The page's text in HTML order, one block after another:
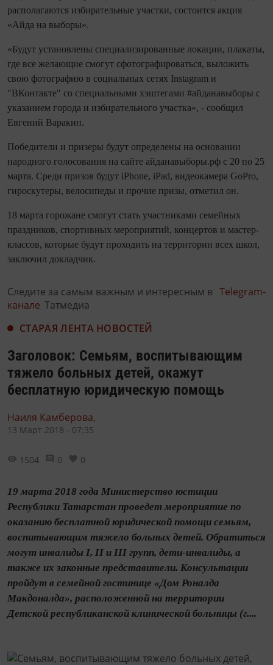
располагаются избирательные участки, состоится акция
«Айда на выборы».
«Будут установлены специализированные локации, плакаты,
где все желающие смогут сфотографироваться, выложить
свою фотографию в социальных сетях Instagram и
"ВКонтакте" со специальными хэштегами #айданавыборы с
указанием города и избирательного участка», - сообщил
Евгений Варакин.
Победители и призеры будут определены на основании
народного голосования на сайте айданавыборы.рф с 20 по 25
марта. Среди призов будут iPhone, iPad, видеокамера GoPro,
гироскутеры, велосипеды и прочие призы, отметил он.
18 марта горожане смогут стать участниками семейных
праздников, спортивных мероприятий, концертов и мастер-
классов, которые будут проходить на территории всех школ,
заключил докладчик.
Следите за самым важным и интересным в Telegram-
канале Татмедиа
СТАРАЯ ЛЕНТА НОВОСТЕЙ
Заголовок: Семьям, воспитывающим
тяжело больных детей, окажут
бесплатную юридическую помощь
Наиля Камберова,
13 Март 2018 - 07:35
1504 0 0
19 марта 2018 года Министерство юстиции
Республики Татарстан проведет мероприятие по
оказанию бесплатной юридической помощи семьям,
воспитывающим тяжело больных детей. Обратиться
могут инвалиды I, II и III групп, дети-инвалиды, а
также их законные представители. Консультации
пройдут в семейной гостинице «Дом Роналда
Макдоналда», расположенной на территории
Детской республиканской клинической больницы (г....